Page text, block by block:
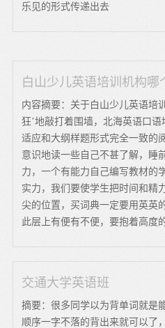
乐见的形式传递出去
白山少儿英语培训机构哪
内容摘要：关于白山少儿英语培
狂’地敲打着围墙，北海英语口
适应和大纲样题形式完全一致的
意识地读一些自己不甚了解，睡
力，一个有能力自己编写教材的
实力，我们要使学生把时间和精
尖的位置，买词典一定要用英英
此层上有便有不便，要抱着高度
交通大学英语班
摘要：很多同学以为背单词就是
顺序一字不落的背出来就可以了